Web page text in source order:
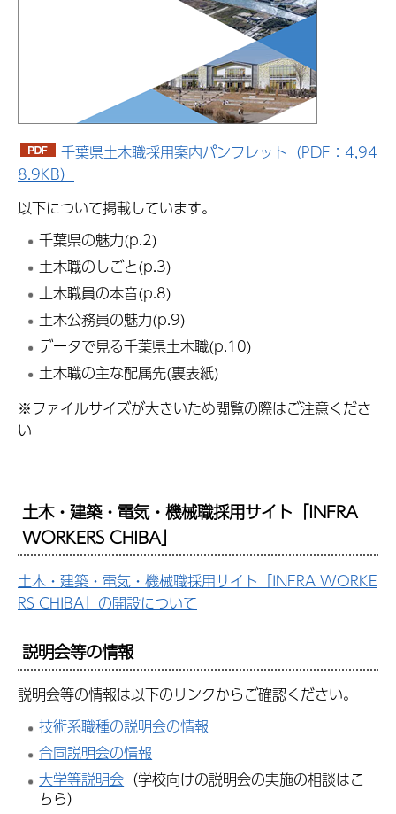
千葉県土木職採用案内パンフレット（PDF：4,94
8.9KB）
以下について掲載しています。
千葉県の魅力(p.2)
土木職のしごと(p.3)
土木職員の本音(p.8)
土木公務員の魅力(p.9)
データで見る千葉県土木職(p.10)
土木職の主な配属先(裏表紙)
※ファイルサイズが大きいため閲覧の際はご注意くださ
い
土木・建築・電気・機械職採用サイト「INFRA
WORKERS CHIBA」
土木・建築・電気・機械職採用サイト「INFRA WORKE
RS CHIBA」の開設について
説明会等の情報
説明会等の情報は以下のリンクからご確認ください。
技術系職種の説明会の情報
合同説明会の情報
大学等説明会 （学校向けの説明会の実施の相談はこ
ちら）